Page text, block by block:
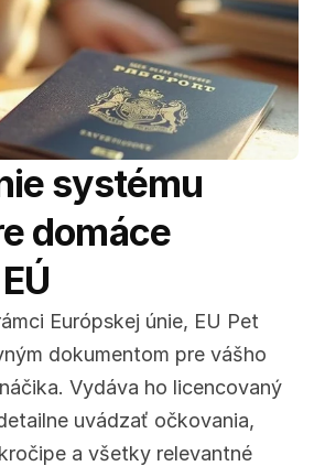
systému
domáce
Európskej únie, EU Pet
dokumentom pre vášho
Vydáva ho licencovaný
uvádzať očkovania,
a všetky relevantné